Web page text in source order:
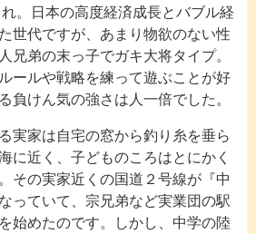
。日本の高度経済成長とバブル経
世代ですが、あまり物欲のない性
兄弟の末っ子でガキ大将タイプ。
ールや戦略を練って遊ぶことが好
負けん気の強さは人一倍でした。
実家は自宅の窓から釣り糸を垂ら
に近く、子どものころはとにかく
その実家近くの国道２号線が『中
っていて、宗兄弟など実業団の駅
始めたのです。しかし、中学の陸